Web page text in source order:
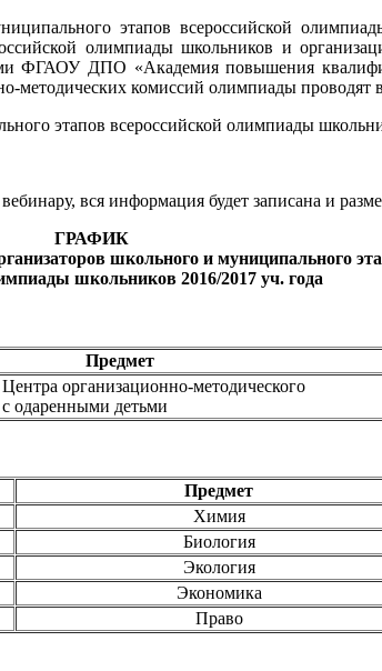
этапов всероссийской
олимпиады школьников и
ФГАОУ ДПО «Академия повышения
методических комиссий олимпиады проводят
этапов всероссийской олимпиады
вся информация будет записана и
ГРАФИК
школьного и муниципального
школьников 2016/2017 уч. года
Предмет
организационно-методического
одаренными детьми
Предмет
Химия
Биология
Экология
Экономика
Право